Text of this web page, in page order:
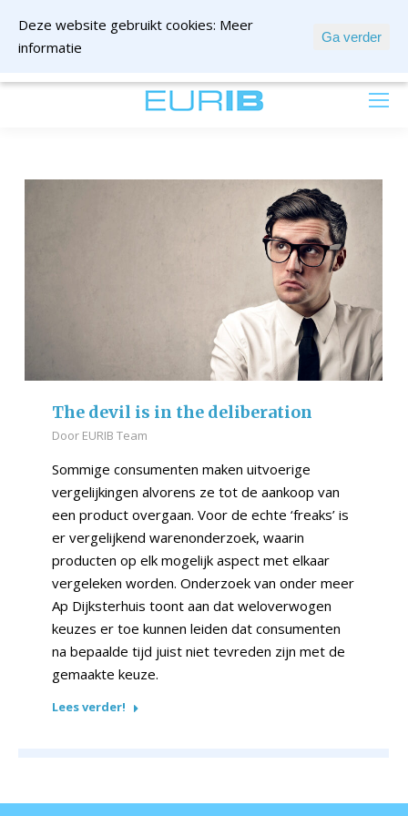
The devil is in the deliberation
Door EURIB Team
Sommige consumenten maken uitvoerige
vergelijkingen alvorens ze tot de aankoop van
een product overgaan. Voor de echte ‘freaks’ is
er vergelijkend warenonderzoek, waarin
producten op elk mogelijk aspect met elkaar
vergeleken worden. Onderzoek van onder meer
Ap Dijksterhuis toont aan dat weloverwogen
keuzes er toe kunnen leiden dat consumenten
na bepaalde tijd juist niet tevreden zijn met de
gemaakte keuze.
Lees verder!
Deze website gebruikt cookies: Meer
informatie
Ga verder